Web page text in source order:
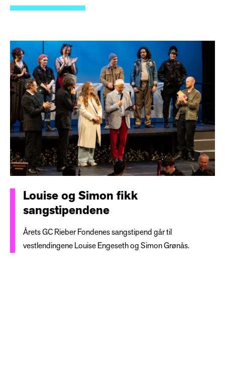
Louise og Simon fikk
sangstipendene
Årets GC Rieber Fondenes sangstipend går til
vestlendingene Louise Engeseth og Simon Grønås.